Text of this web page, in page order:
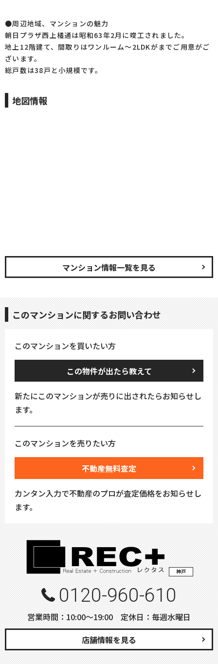
●周辺地域、マンションの魅力
朝日プラザ西上橘通は昭和63年2月に竣工されました。
地上12階建て、間取りはワンルーム～2LDKがまでご用意がご
ざいます。
総戸数は38戸と小規模です。
地図情報
マンション情報一覧を見る
このマンションに関するお問い合わせ
このマンションを買いたい方
この物件が出たら教えて
新たにこのマンションが売りに出されたらお知らせし
ます。
このマンションを売りたい方
不動産無料査定
カンタン入力で不動産のプロが査定価格をお知らせし
ます。
神戸
0120-960-610
営業時間：10:00〜19:00 定休日：毎週水曜日
店舗情報を見る